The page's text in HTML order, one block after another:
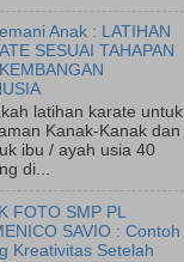
Anak : LATIHAN
SESUAI TAHAPAN
latihan karate untuk
Kanak-Kanak dan
ibu / ayah usia 40
di...
FOTO SMP PL
SAVIO : Contoh
Kreativitas Setelah